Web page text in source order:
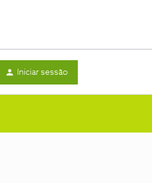
Iniciar sessão